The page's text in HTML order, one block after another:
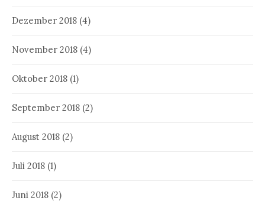
Dezember 2018 (4)
November 2018 (4)
Oktober 2018 (1)
September 2018 (2)
August 2018 (2)
Juli 2018 (1)
Juni 2018 (2)